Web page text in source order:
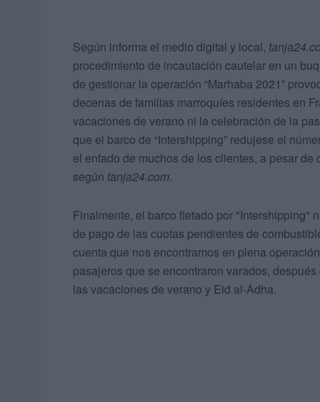
Según informa el medio digital y local,
procedimiento de incautación cautelar en un
de gestionar la operación “Marhaba 2021”
decenas de familias marroquíes residentes en
vacaciones de verano ni la celebración de la
que el barco de “Intershipping” redujese el
el enfado de muchos de los clientes, a pesar
según tanja24.com.
Finalmente, el barco fletado por "Intershipping"
de pago de las cuotas pendientes de
cuenta que nos encontramos en plena
pasajeros que se encontraron varados,
las vacaciones de verano y Eid al-Adha.